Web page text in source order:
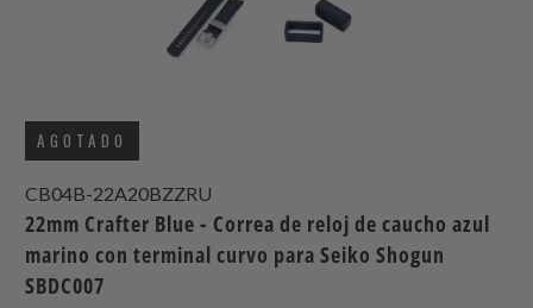
AGOTADO
CB04B-22A20BZZRU
22mm Crafter Blue - Correa de reloj de caucho azul
marino con terminal curvo para Seiko Shogun
SBDC007